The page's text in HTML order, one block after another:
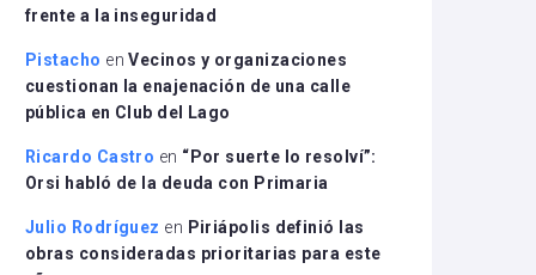
frente a la inseguridad
Pistacho enVecinos y organizaciones
cuestionan la enajenación de una calle
pública en Club del Lago
Ricardo Castro en “Por suerte lo resolví”:
Orsi habló de la deuda con Primaria
Julio Rodríguez en Piriápolis definió las
obras consideradas prioritarias para este